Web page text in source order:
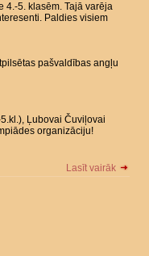
4.-5. klasēm. Tajā varēja
Paldies visiem
pašvaldības angļu
Ļubovai Čuviļovai
organizāciju!
Lasīt vairāk